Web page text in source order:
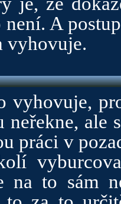
není. A
vyhovuje.
vyhovuje,
neřekne, ale
práci v
na to sám